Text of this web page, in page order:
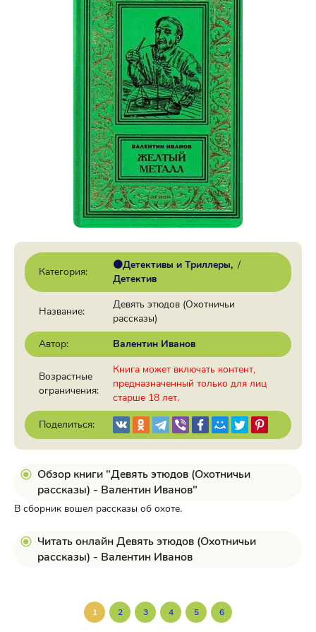
Категория:
🟠Детективы и Триллеры /
Детектив
Название:
Девять этюдов (Охотничьи
рассказы)
Автор:
Валентин Иванов
Возрастные
ограничения:
Книга может включать контент,
предназначенный только для лиц
старше 18 лет.
Поделиться:
Обзор книги "Девять этюдов (Охотничьи
рассказы) - Валентин Иванов"
В сборник вошел рассказы об охоте.
Читать онлайн Девять этюдов (Охотничьи
рассказы) - Валентин Иванов
1 2 3 4 5 6